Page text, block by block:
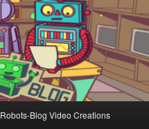
Robots-Blog Video Creations